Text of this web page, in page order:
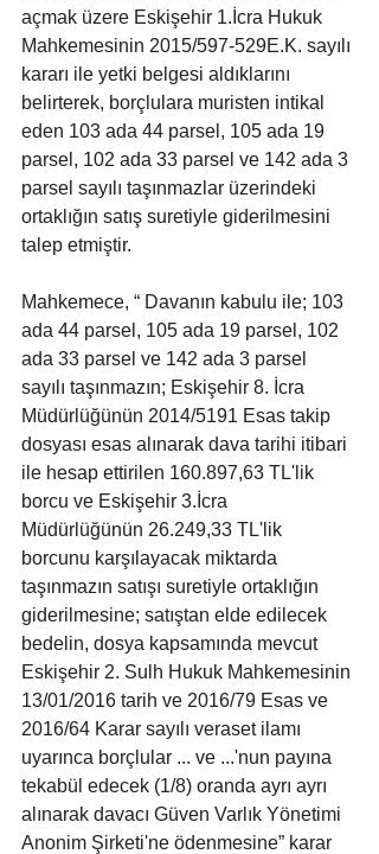
açmak üzere Eskişehir 1.İcra Hukuk
Mahkemesinin 2015/597-529E.K. sayılı
kararı ile yetki belgesi aldıklarını
belirterek, borçlulara muristen intikal
eden 103 ada 44 parsel, 105 ada 19
parsel, 102 ada 33 parsel ve 142 ada 3
parsel sayılı taşınmazlar üzerindeki
ortaklığın satış suretiyle giderilmesini
talep etmiştir.
Mahkemece, “ Davanın kabulu ile; 103
ada 44 parsel, 105 ada 19 parsel, 102
ada 33 parsel ve 142 ada 3 parsel
sayılı taşınmazın; Eskişehir 8. İcra
Müdürlüğünün 2014/5191 Esas takip
dosyası esas alınarak dava tarihi itibari
ile hesap ettirilen 160.897,63 TL'lik
borcu ve Eskişehir 3.İcra
Müdürlüğünün 26.249,33 TL'lik
borcunu karşılayacak miktarda
taşınmazın satışı suretiyle ortaklığın
giderilmesine; satıştan elde edilecek
bedelin, dosya kapsamında mevcut
Eskişehir 2. Sulh Hukuk Mahkemesinin
13/01/2016 tarih ve 2016/79 Esas ve
2016/64 Karar sayılı veraset ilamı
uyarınca borçlular ... ve ...'nun payına
tekabül edecek (1/8) oranda ayrı ayrı
alınarak davacı Güven Varlık Yönetimi
Anonim Şirketi'ne ödenmesine” karar